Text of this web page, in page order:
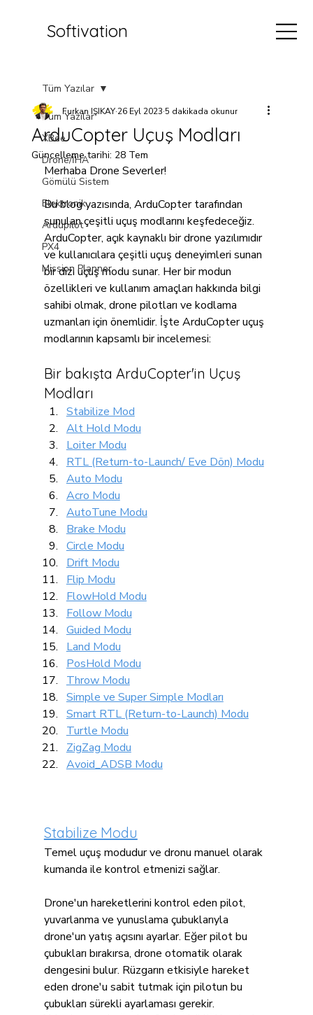
Softivation
Tüm Yazılar
XBee
Drone/İHA
Gömülü Sistem
Elektronik
Ardupilot
PX4
Mission Planner
Tüm Yazılar
ArduCopter Uçuş Modları
Furkan IŞIKAY 26 Eyl 2023 5 dakikada okunur
Güncelleme tarihi: 28 Tem
Merhaba Drone Severler!
Bu blog yazısında, ArduCopter tarafından
sunulan çeşitli uçuş modlarını keşfedeceğiz.
ArduCopter, açık kaynaklı bir drone yazılımıdır
ve kullanıcılara çeşitli uçuş deneyimleri sunan
bir dizi uçuş modu sunar. Her bir modun
özellikleri ve kullanım amaçları hakkında bilgi
sahibi olmak, drone pilotları ve kodlama
uzmanları için önemlidir. İşte ArduCopter uçuş
modlarının kapsamlı bir incelemesi:
Bir bakışta ArduCopter'in Uçuş
Modları
Stabilize Mod
Alt Hold Modu
Loiter Modu
RTL (Return-to-Launch/ Eve Dön) Modu
Auto Modu
Acro Modu
AutoTune Modu
Brake Modu
Circle Modu
Drift Modu
Flip Modu
FlowHold Modu
Follow Modu
Guided Modu
Land Modu
PosHold Modu
Throw Modu
Simple ve Super Simple Modları
Smart RTL (Return-to-Launch) Modu
Turtle Modu
ZigZag Modu
Avoid_ADSB Modu
Stabilize Modu
Temel uçuş modudur ve dronu manuel olarak
kumanda ile kontrol etmenizi sağlar.
Drone'un hareketlerini kontrol eden pilot,
yuvarlanma ve yunuslama çubuklarıyla
drone'un yatış açısını ayarlar. Eğer pilot bu
çubukları bırakırsa, drone otomatik olarak
dengesini bulur. Rüzgarın etkisiyle hareket
eden drone'u sabit tutmak için pilotun bu
çubukları sürekli ayarlaması gerekir.